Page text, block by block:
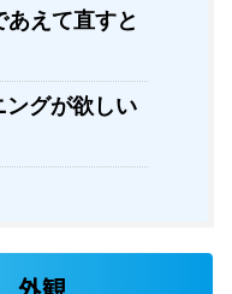
えて直すと
グが欲しい